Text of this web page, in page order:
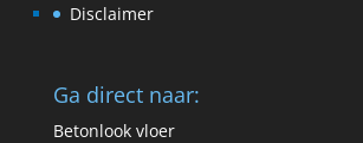
Disclaimer
Ga direct naar:
Betonlook vloer